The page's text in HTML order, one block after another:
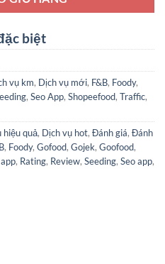
biệt
vụ km, Dịch vụ mới, F&B, Foody,
, Seo App, Shopeefood, Traffic,
hiệu quả, Dịch vụ hot, Đánh giá, Đánh
, Foody, Gofood, Gojek, Goofood,
, Rating, Review, Seeding, Seo app,